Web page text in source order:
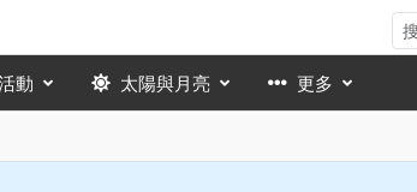
動 太陽與月亮 更多